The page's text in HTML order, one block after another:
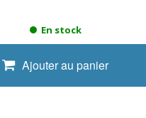
En stock
Ajouter au panier